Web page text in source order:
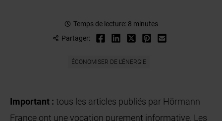
Temps de lecture: 8 minutes
Partager:
ÉCONOMISER DE L'ÉNERGIE
Important : tous les articles publiés par Hörmann
France ont une vocation purement informative. Les